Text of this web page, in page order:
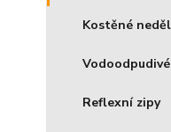
Kostěné
Reflexní zipy